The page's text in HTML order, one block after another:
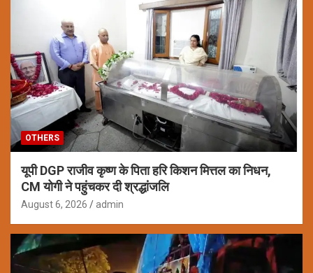
OTHERS
यूपी DGP राजीव कृष्ण के पिता हरि किशन मित्तल का निधन,
CM योगी ने पहुंचकर दी श्रद्धांजलि
August 6, 2026 admin